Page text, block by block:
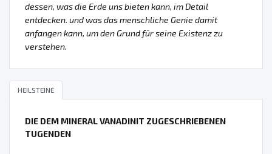
dessen, was die Erde uns bieten kann, im Detail
entdecken. und was das menschliche Genie damit
anfangen kann, um den Grund für seine Existenz zu
verstehen.
HEILSTEINE
DIE DEM MINERAL VANADINIT ZUGESCHRIEBENEN
TUGENDEN